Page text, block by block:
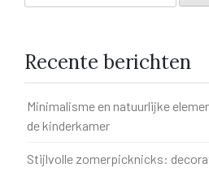
naar:
Recente berichten
Minimalisme en natuurlijke
de kinderkamer
Stijlvolle zomerpicknicks: